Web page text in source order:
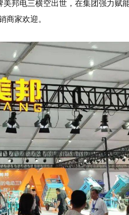
邦电三横空出世，在集团强力赋
商家欢迎。